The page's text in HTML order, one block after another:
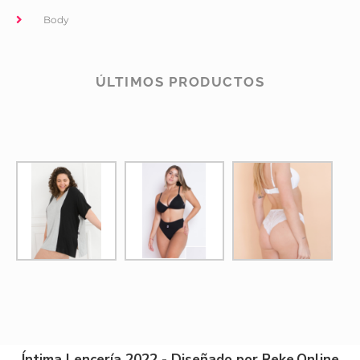
Body
ÚLTIMOS PRODUCTOS